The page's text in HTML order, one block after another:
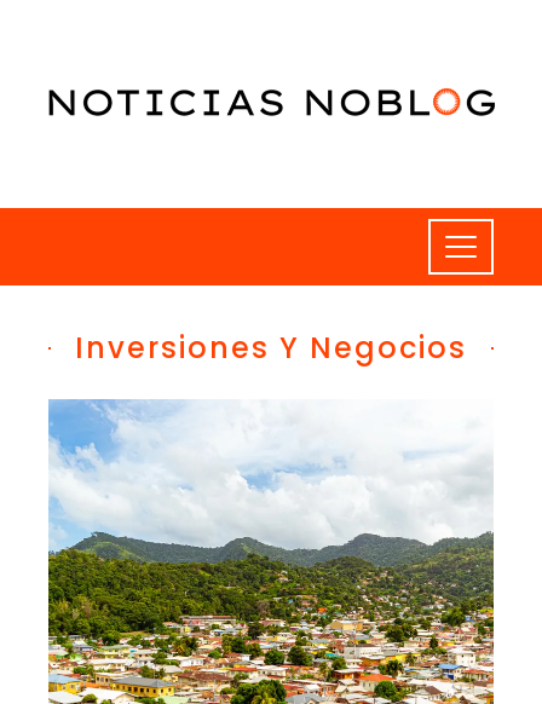
Inversiones Y Negocios